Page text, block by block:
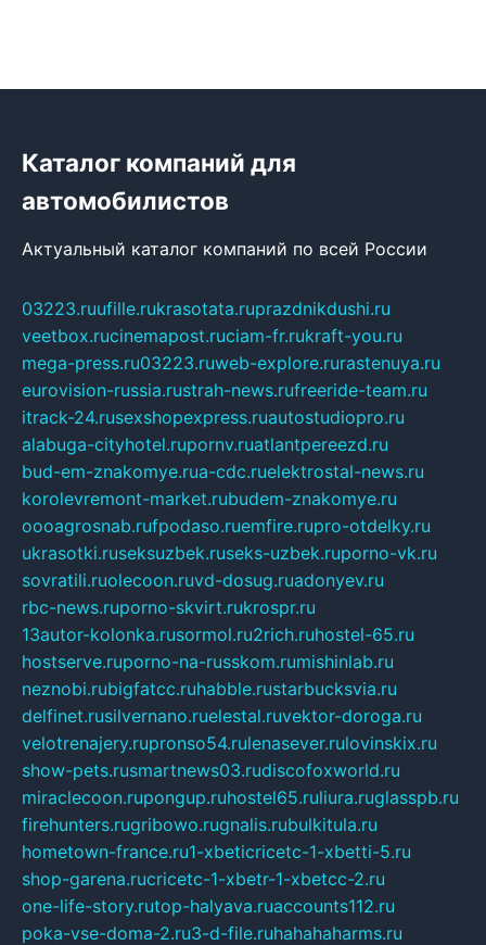
Каталог компаний для
автомобилистов
Актуальный каталог компаний по всей России
03223.ruufille.rukrasotata.ruprazdnikdushi.ru
veetbox.rucinemapost.ruciam-fr.rukraft-you.ru
mega-press.ru03223.ruweb-explore.rurastenuya.ru
eurovision-russia.rustrah-news.rufreeride-team.ru
itrack-24.rusexshopexpress.ruautostudiopro.ru
alabuga-cityhotel.rupornv.ruatlantpereezd.ru
bud-em-znakomye.rua-cdc.ruelektrostal-news.ru
korolevremont-market.rubudem-znakomye.ru
oooagrosnab.rufpodaso.ruemfire.rupro-otdelky.ru
ukrasotki.ruseksuzbek.ruseks-uzbek.ruporno-vk.ru
sovratili.ruolecoon.ruvd-dosug.ruadonyev.ru
rbc-news.ruporno-skvirt.rukrospr.ru
13autor-kolonka.rusormol.ru2rich.ruhostel-65.ru
hostserve.ruporno-na-russkom.rumishinlab.ru
neznobi.rubigfatcc.ruhabble.rustarbucksvia.ru
delfinet.rusilvernano.ruelestal.ruvektor-doroga.ru
velotrenajery.rupronso54.rulenasever.rulovinskix.ru
show-pets.rusmartnews03.rudiscofoxworld.ru
miraclecoon.rupongup.ruhostel65.ruliura.ruglasspb.ru
firehunters.rugribowo.rugnalis.rubulkitula.ru
hometown-france.ru1-xbeticricetc-1-xbetti-5.ru
shop-garena.rucricetc-1-xbetr-1-xbetcc-2.ru
one-life-story.rutop-halyava.ruaccounts112.ru
poka-vse-doma-2.ru3-d-file.ruhahahaharms.ru